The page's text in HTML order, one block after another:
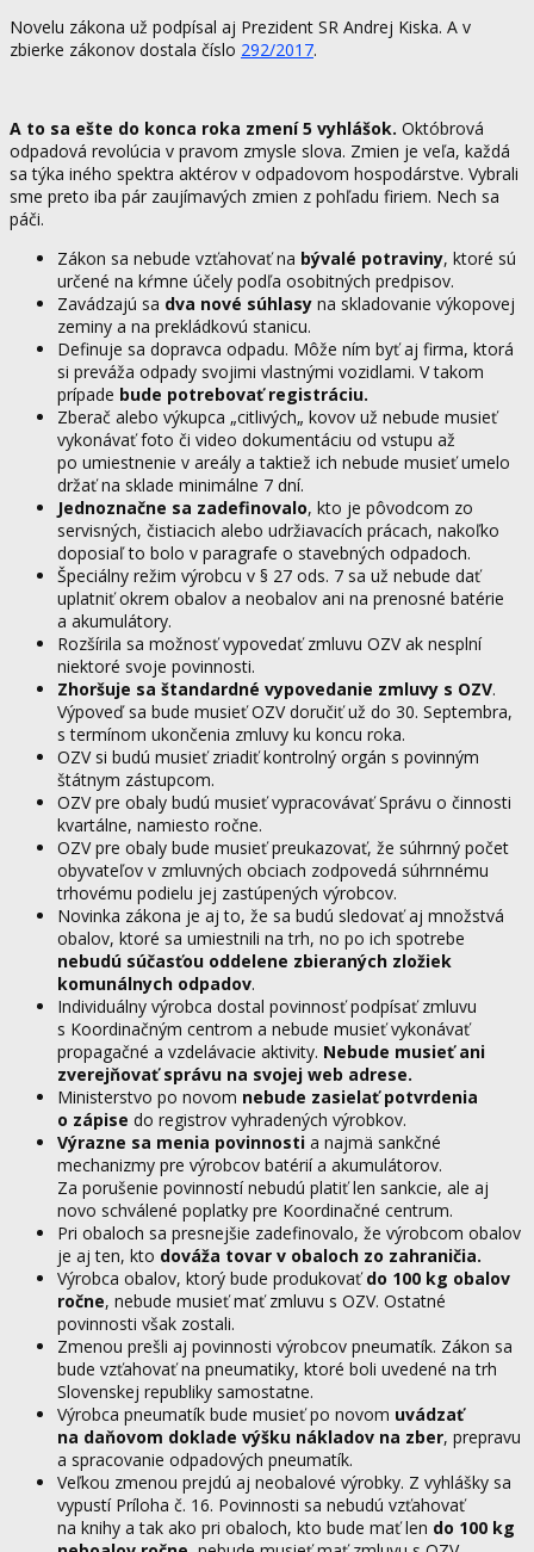
Novelu zákona už podpísal aj Prezident SR Andrej Kiska. A v
zbierke zákonov dostala číslo 292/2017.
A to sa ešte do konca roka zmení 5 vyhlášok. Októbrová
odpadová revolúcia v pravom zmysle slova. Zmien je veľa, každá
sa týka iného spektra aktérov v odpadovom hospodárstve. Vybrali
sme preto iba pár zaujímavých zmien z pohľadu firiem. Nech sa
páči.
Zákon sa nebude vzťahovať na bývalé potraviny, ktoré sú
určené na kŕmne účely podľa osobitných predpisov.
Zavádzajú sa dva nové súhlasy na skladovanie výkopovej
zeminy a na prekládkovú stanicu.
Definuje sa dopravca odpadu. Môže ním byť aj firma, ktorá
si preváža odpady svojimi vlastnými vozidlami. V takom
prípade bude potrebovať registráciu.
Zberač alebo výkupca „citlivých„ kovov už nebude musieť
vykonávať foto či video dokumentáciu od vstupu až
po umiestnenie v areály a taktiež ich nebude musieť umelo
držať na sklade minimálne 7 dní.
Jednoznačne sa zadefinovalo, kto je pôvodcom zo
servisných, čistiacich alebo udržiavacích prácach, nakoľko
doposiaľ to bolo v paragrafe o stavebných odpadoch.
Špeciálny režim výrobcu v § 27 ods. 7 sa už nebude dať
uplatniť okrem obalov a neobalov ani na prenosné batérie
a akumulátory.
Rozšírila sa možnosť vypovedať zmluvu OZV ak nesplní
niektoré svoje povinnosti.
Zhoršuje sa štandardné vypovedanie zmluvy s OZV.
Výpoveď sa bude musieť OZV doručiť už do 30. Septembra,
s termínom ukončenia zmluvy ku koncu roka.
OZV si budú musieť zriadiť kontrolný orgán s povinným
štátnym zástupcom.
OZV pre obaly budú musieť vypracovávať Správu o činnosti
kvartálne, namiesto ročne.
OZV pre obaly bude musieť preukazovať, že súhrnný počet
obyvateľov v zmluvných obciach zodpovedá súhrnnému
trhovému podielu jej zastúpených výrobcov.
Novinka zákona je aj to, že sa budú sledovať aj množstvá
obalov, ktoré sa umiestnili na trh, no po ich spotrebe
nebudú súčasťou oddelene zbieraných zložiek
komunálnych odpadov.
Individuálny výrobca dostal povinnosť podpísať zmluvu
s Koordinačným centrom a nebude musieť vykonávať
propagačné a vzdelávacie aktivity. Nebude musieť ani
zverejňovať správu na svojej web adrese.
Ministerstvo po novom nebude zasielať potvrdenia
o zápise do registrov vyhradených výrobkov.
Výrazne sa menia povinnosti a najmä sankčné
mechanizmy pre výrobcov batérií a akumulátorov.
Za porušenie povinností nebudú platiť len sankcie, ale aj
novo schválené poplatky pre Koordinačné centrum.
Pri obaloch sa presnejšie zadefinovalo, že výrobcom obalov
je aj ten, kto dováža tovar v obaloch zo zahraničia.
Výrobca obalov, ktorý bude produkovaťdo 100 kg obalov
ročne, nebude musieť mať zmluvu s OZV. Ostatné
povinnosti však zostali.
Zmenou prešli aj povinnosti výrobcov pneumatík. Zákon sa
bude vzťahovať na pneumatiky, ktoré boli uvedené na trh
Slovenskej republiky samostatne.
Výrobca pneumatík bude musieť po novom uvádzať
na daňovom doklade výšku nákladov na zber, prepravu
a spracovanie odpadových pneumatík.
Veľkou zmenou prejdú aj neobalové výrobky. Z vyhlášky sa
vypustí Príloha č. 16. Povinnosti sa nebudú vzťahovať
na knihy a tak ako pri obaloch, kto bude mať len do 100 kg